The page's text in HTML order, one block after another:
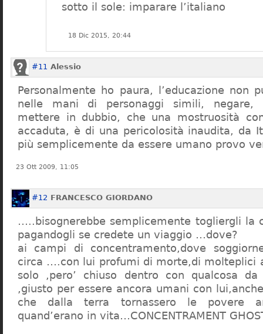
sotto il sole: imparare l’italiano
18 Dic 2015, 20:44
#11 Alessio
Personalmente ho paura, l’educazione non
nelle mani di personaggi simili, negare,
mettere in dubbio, che una mostruosità
accaduta, è di una pericolosità inaudita, da
più semplicemente da essere umano provo
23 Ott 2009, 11:05
#12 FRANCESCO GIORDANO
…..bisognerebbe semplicemente togliergli la
pagandogli se credete un viaggio …dove?
ai campi di concentramento,dove
circa ….con lui profumi di morte,di molteplici
solo ,pero’ chiuso dentro con qualcosa
,giusto per essere ancora umani con
che dalla terra tornassero le povere
quand’erano in vita…CONCENTRAMENT